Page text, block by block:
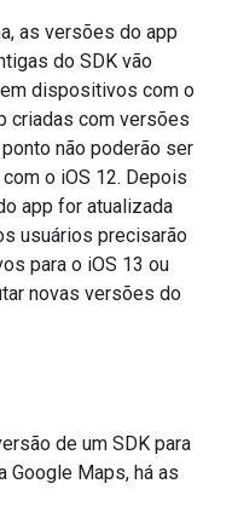
as versões do app
do SDK vão
dispositivos com o
criadas com versões
não poderão ser
o iOS 12. Depois
app for atualizada
usuários precisarão
para o iOS 13 ou
novas versões do
de um SDK para
Maps, há as